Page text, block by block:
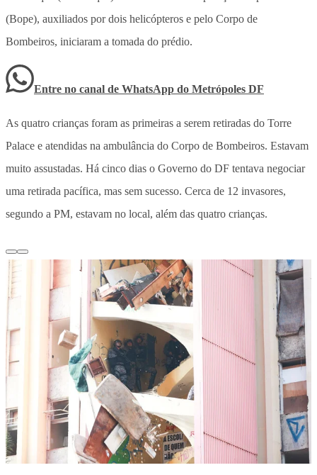
(Bope), auxiliados por dois helicópteros e pelo Corpo de
Bombeiros, iniciaram a tomada do prédio.
Entre no canal de WhatsApp do Metrópoles DF
As quatro crianças foram as primeiras a serem retiradas do Torre
Palace e atendidas na ambulância do Corpo de Bombeiros. Estavam
muito assustadas. Há cinco dias o Governo do DF tentava negociar
uma retirada pacífica, mas sem sucesso. Cerca de 12 invasores,
segundo a PM, estavam no local, além das quatro crianças.